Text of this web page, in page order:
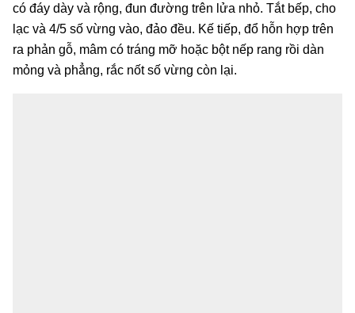
có đáy dày và rộng, đun đường trên lửa nhỏ. Tắt bếp, cho
lạc và 4/5 số vừng vào, đảo đều. Kế tiếp, đổ hỗn hợp trên
ra phản gỗ, mâm có tráng mỡ hoặc bột nếp rang rồi dàn
mỏng và phẳng, rắc nốt số vừng còn lại.